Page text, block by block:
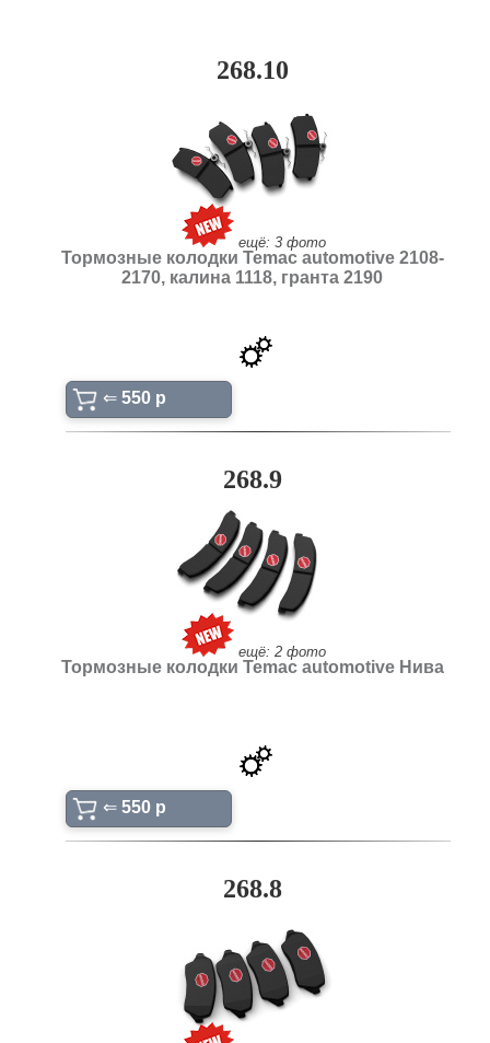
268.10
ещё: 3 фото
Тормозные колодки Temac automotive 2108-
2170, калина 1118, гранта 2190
⇐ 550 p
268.9
ещё: 2 фото
Тормозные колодки Temac automotive Нива
⇐ 550 p
268.8